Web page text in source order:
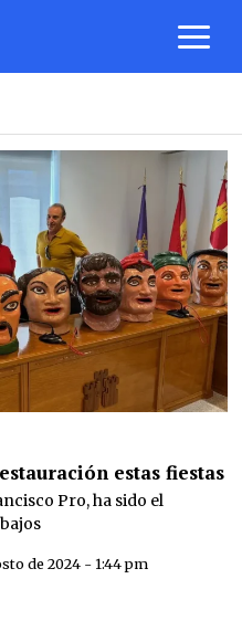
estas fiestas
Pro, ha sido el
de 2024 - 1:44 pm